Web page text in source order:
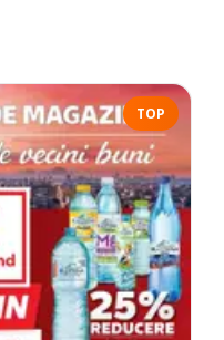
TOP